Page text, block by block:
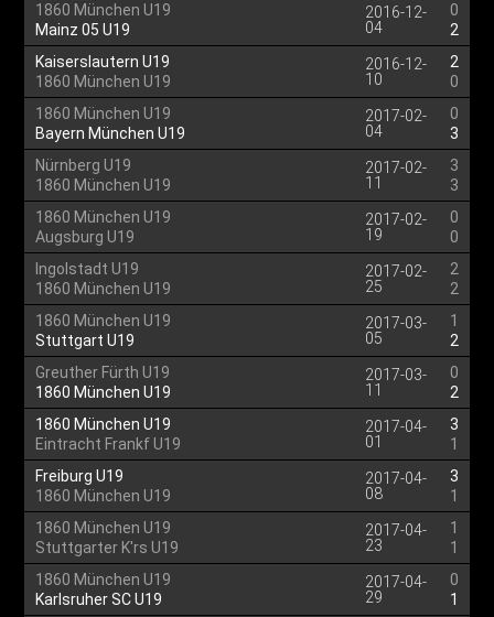
1860 München U19
Mainz 05 U19
2016-12-
04
0
2
Kaiserslautern U19
1860 München U19
2016-12-
10
2
0
1860 München U19
Bayern München U19
2017-02-
04
0
3
Nürnberg U19
1860 München U19
2017-02-
11
3
3
1860 München U19
Augsburg U19
2017-02-
19
0
0
Ingolstadt U19
1860 München U19
2017-02-
25
2
2
1860 München U19
Stuttgart U19
2017-03-
05
1
2
Greuther Fürth U19
1860 München U19
2017-03-
11
0
2
1860 München U19
Eintracht Frankf U19
2017-04-
01
3
1
Freiburg U19
1860 München U19
2017-04-
08
3
1
1860 München U19
Stuttgarter K'rs U19
2017-04-
23
1
1
1860 München U19
Karlsruher SC U19
2017-04-
29
0
1